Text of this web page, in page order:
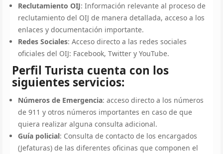
Reclutamiento OIJ: Información relevante al proceso de
reclutamiento del OIJ de manera detallada, acceso a los
enlaces y documentación importante.
Redes Sociales: Acceso directo a las redes sociales
oficiales del OIJ: Facebook, Twitter y YouTube.
Perfil Turista cuenta con los
siguientes servicios:
Números de Emergencia: acceso directo a los números
de 911 y otros números importantes en caso de que
quiera realizar alguna consulta adicional.
Guía policial: Consulta de contacto de los encargados
(Jefaturas) de las diferentes oficinas que componen el